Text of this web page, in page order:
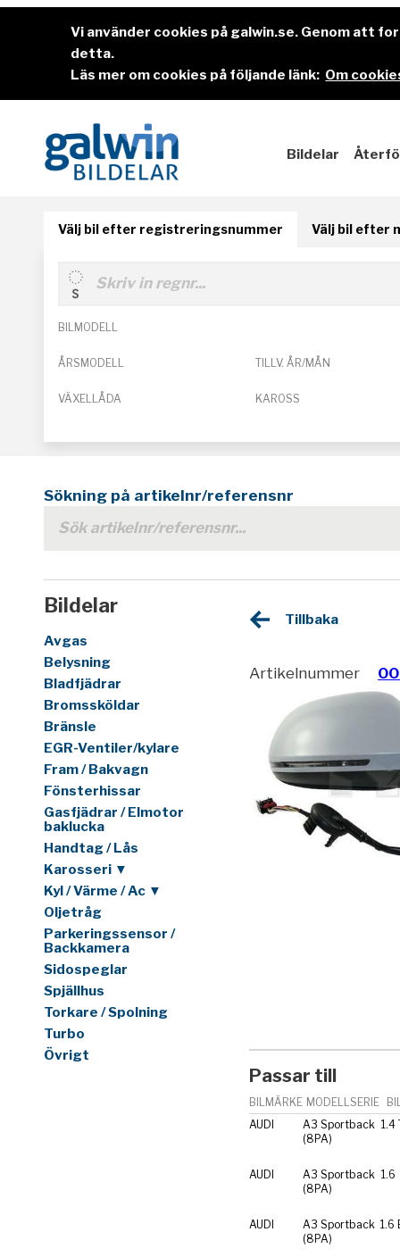
Vi använder cookies på galwin.se. Genom att
detta.
Läs mer om cookies på följande länk: Om
Bildelar
Välj bil efter registreringsnummer Välj bil efter
BILMODELL
ÅRSMODELL TILLV. ÅR/MÅN
VÄXELLÅDA KAROSS
Sökning på artikelnr/referensnr
Bildelar
Avgas
Belysning
Bladfjädrar
Bromssköldar
Bränsle
EGR-Ventiler/kylare
Fram / Bakvagn
Fönsterhissar
Gasfjädrar / Elmotor
baklucka
Handtag / Lås
Karosseri ▼
Kyl / Värme / Ac ▼
Oljetråg
Parkeringssensor /
Backkamera
Sidospeglar
Spjällhus
Torkare / Spolning
Turbo
Övrigt
Tillbaka
Artikelnummer
Passar till
BILMÄRKE MODELLSERIE
AUDI
A3 Sportback
(8PA)
1.4
AUDI
A3 Sportback
(8PA)
1.6
AUDI
A3 Sportback
(8PA)
1.6